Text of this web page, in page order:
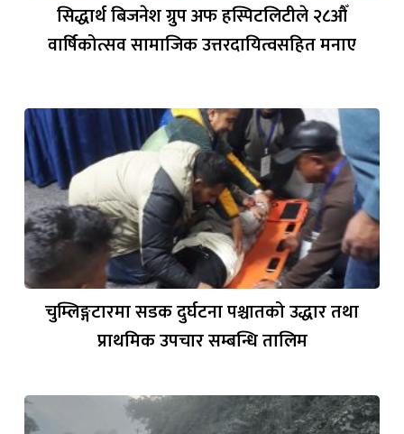
सिद्धार्थ बिजनेश ग्रुप अफ हस्पिटलिटीले २८औँ
वार्षिकोत्सव सामाजिक उत्तरदायित्वसहित मनाए
चुम्लिङ्गटारमा सडक दुर्घटना पश्चातको उद्धार तथा
प्राथमिक उपचार सम्बन्धि तालिम